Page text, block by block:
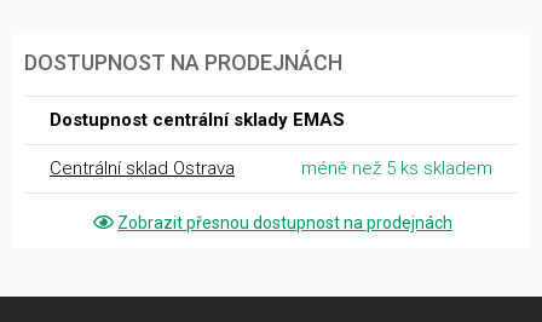
DOSTUPNOST NA PRODEJNÁCH
Dostupnost centrální sklady EMAS
Centrální sklad Ostrava méně než 5 ks skladem
Zobrazit přesnou dostupnost na prodejnách